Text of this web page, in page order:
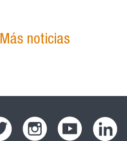
Más noticias